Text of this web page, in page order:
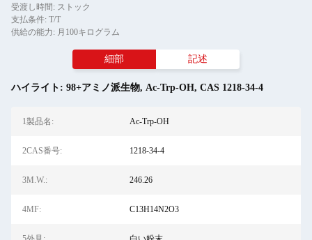
受渡し時間: ストック
支払条件: T/T
供給の能力: 月100キログラム
細部 記述
ハイライト: 98+アミノ派生物, Ac-Trp-OH, CAS 1218-34-4
1製品名: Ac-Trp-OH
2CAS番号: 1218-34-4
3M.W.: 246.26
4MF: C13H14N2O3